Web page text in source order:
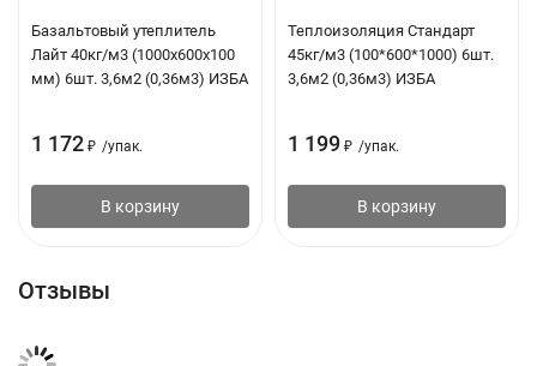
Марка
плиты
Предел прочности при растяжении
параллельно лицевым поверхностям, кПа, не
EURO-
Базальтовый утеплитель
Лайт 40кг/м3 (1000х600х100
мм) 6шт. 3,6м2 (0,36м3) ИЗБА
1 172 ₽ /упак.
В корзину
Теплоизоляция Стандарт
45кг/м3 (100*600*1000) 6шт.
3,6м2 (0,36м3) ИЗБА
1 199 ₽ /упак.
В корзину
Отзывы